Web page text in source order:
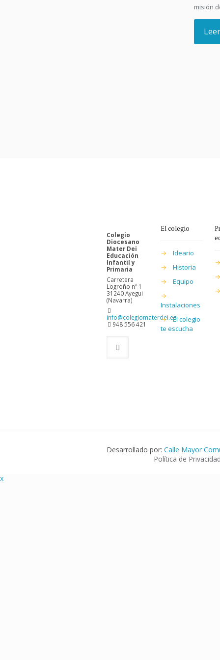
misión
Colegio
Diocesano
Mater Dei
Educación
Infantil y
Primaria
Carretera
Logroño nº 1
31240 Ayegui
(Navarra)
info@colegiomaterdei.es
948 556 421
El colegio
→
Ideario
→
Historia
→
Equipo
→
Instalaciones
→
El colegio
te escucha
→
→
→
Desarrollado por: Calle Mayor
Política de
X